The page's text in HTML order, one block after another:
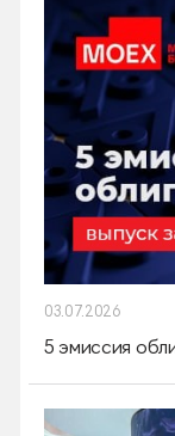
03.07.2026
5 эмиссия